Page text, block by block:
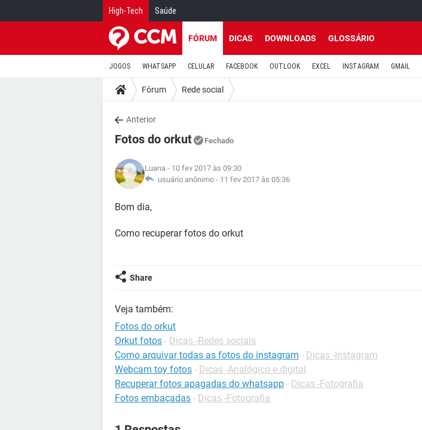
High-Tech Saúde
FÓRUM DICAS DOWNLOADS GLOSSÁRIO
JOGOS WHATSAPP CELULAR FACEBOOK OUTLOOK EXCEL INSTAGRAM GMAIL
Fórum Rede social
Anterior
Fotos do orkut Fechado
Luana - 10 fev 2017 às 09:30
usuário anônimo - 11 fev 2017 às 05:36
Bom dia,
Como recuperar fotos do orkut
Share
Veja também:
Fotos do orkut
Orkut fotos - Dicas -Redes sociais
Como arquivar todas as fotos do instagram - Dicas -Instagram
Webcam toy fotos - Dicas -Analógico e digital
Recuperar fotos apagadas do whatsapp - Dicas -Fotografia
Fotos embaçadas - Dicas -Fotografia